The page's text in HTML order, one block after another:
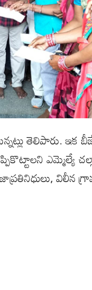
తెలిపారు. ఇక
ఎమ్మెల్యే
విలీన